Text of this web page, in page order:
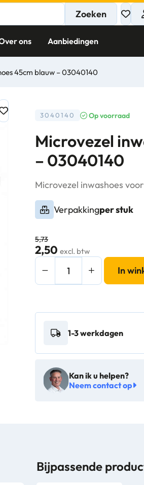
Zoeken
ons Aanbiedingen
45cm blauw – 03040140
3040140 Op voorraad
Microvezel
– 03040140
Microvezel inwashoes
Verpakkingper stuk
5,73
2,50excl. btw
Microvezel
inwashoes
03040140
In
1-3 werkdagen
Kan ik u helpen?
Neem contact op
Bijpassende